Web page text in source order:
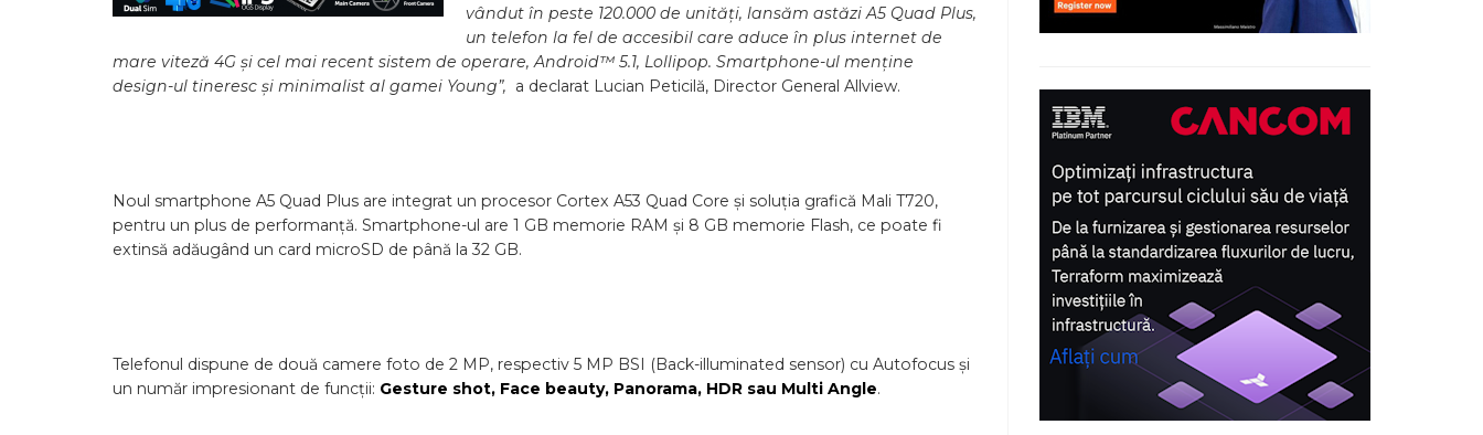
vândut în peste 120.000 de unități, lansăm astăzi A5 Quad Plus,
un telefon la fel de accesibil care aduce în plus internet de
mare viteză 4G și cel mai recent sistem de operare, Android™ 5.1, Lollipop. Smartphone-ul menține
design-ul tineresc și minimalist al gamei Young”, a declarat Lucian Peticilă, Director General Allview.
Noul smartphone A5 Quad Plus are integrat un procesor Cortex A53 Quad Core și soluția grafică Mali T720,
pentru un plus de performanță. Smartphone-ul are 1 GB memorie RAM și 8 GB memorie Flash, ce poate fi
extinsă adăugând un card microSD de până la 32 GB.
Telefonul dispune de două camere foto de 2 MP, respectiv 5 MP BSI (Back-illuminated sensor) cu Autofocus și
un număr impresionant de funcții: Gesture shot, Face beauty, Panorama, HDR sau Multi Angle.